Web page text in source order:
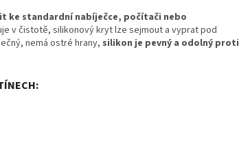
ke standardní nabíječce, počítači nebo
v čistotě, silikonový kryt lze sejmout a vyprat pod
nemá ostré hrany, silikon je pevný a odolný proti